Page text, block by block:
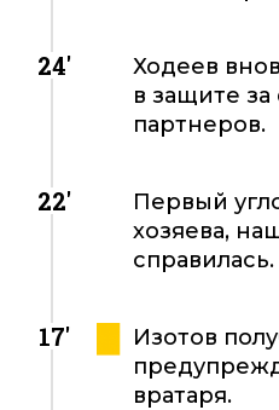
24'
Ходеев
в защите за
партнеров.
22'
Первый
хозяева,
справилась.
17'
Изотов
вратаря.